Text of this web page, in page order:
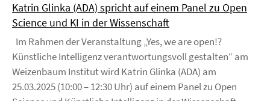
Katrin Glinka (ADA) spricht auf einem Panel zu Open
Science und KI in der Wissenschaft
Im Rahmen der Veranstaltung „Yes, we are open!?
Künstliche Intelligenz verantwortungsvoll gestalten“ am
Weizenbaum Institut wird Katrin Glinka (ADA) am
25.03.2025 (10:00 – 12:30 Uhr) auf einem Panel zu Open